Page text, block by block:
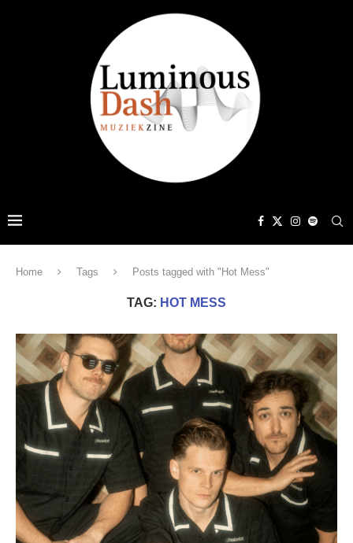
Home Tags Posts tagged with "Hot Mess"
TAG: HOT MESS